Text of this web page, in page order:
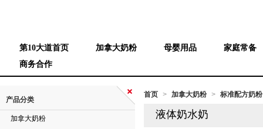
第10大道首页 加拿大奶粉 母婴用品
家庭常备
商务合作
首页 > 加拿大奶粉 > 标准配方奶粉
液体奶水奶
产品分类
加拿大奶粉